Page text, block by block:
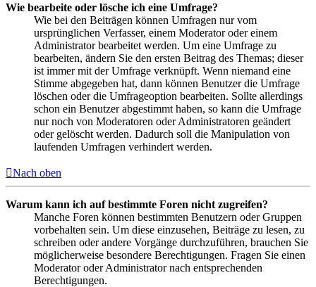
Wie bearbeite oder lösche ich eine Umfrage?
Wie bei den Beiträgen können Umfragen nur vom
ursprünglichen Verfasser, einem Moderator oder einem
Administrator bearbeitet werden. Um eine Umfrage zu
bearbeiten, ändern Sie den ersten Beitrag des Themas; dieser
ist immer mit der Umfrage verknüpft. Wenn niemand eine
Stimme abgegeben hat, dann können Benutzer die Umfrage
löschen oder die Umfrageoption bearbeiten. Sollte allerdings
schon ein Benutzer abgestimmt haben, so kann die Umfrage
nur noch von Moderatoren oder Administratoren geändert
oder gelöscht werden. Dadurch soll die Manipulation von
laufenden Umfragen verhindert werden.
Nach oben
Warum kann ich auf bestimmte Foren nicht zugreifen?
Manche Foren können bestimmten Benutzern oder Gruppen
vorbehalten sein. Um diese einzusehen, Beiträge zu lesen, zu
schreiben oder andere Vorgänge durchzuführen, brauchen Sie
möglicherweise besondere Berechtigungen. Fragen Sie einen
Moderator oder Administrator nach entsprechenden
Berechtigungen.